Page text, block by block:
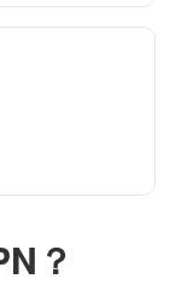
？